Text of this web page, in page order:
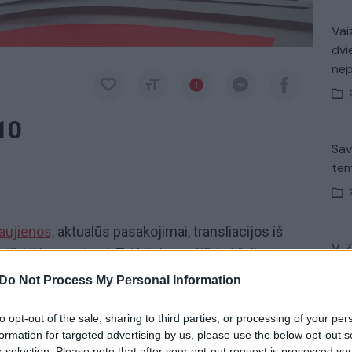
Do Not Process My Personal Information
opt-out of the sale, sharing to third parties, or processing of your
for targeted advertising by us, please use the below opt-out
aktualūs pasakojimai, transliacijos iš
komentarai. Tai kitoks požiūris į šalies ir
ir sekmadieniais per „Lietuvos ryto“
tik Lrytas.TV
V.